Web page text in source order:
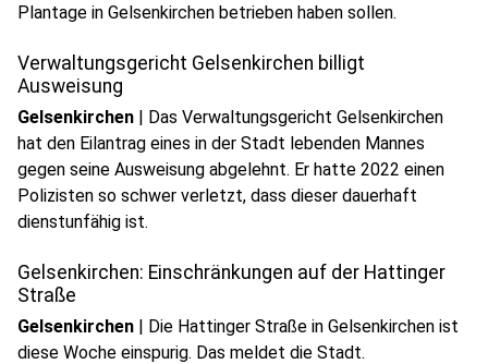
Plantage in Gelsenkirchen betrieben haben sollen.
Verwaltungsgericht Gelsenkirchen billigt
Ausweisung
Gelsenkirchen | Das Verwaltungsgericht Gelsenkirchen
hat den Eilantrag eines in der Stadt lebenden Mannes
gegen seine Ausweisung abgelehnt. Er hatte 2022 einen
Polizisten so schwer verletzt, dass dieser dauerhaft
dienstunfähig ist.
Gelsenkirchen: Einschränkungen auf der Hattinger
Straße
Gelsenkirchen | Die Hattinger Straße in Gelsenkirchen ist
diese Woche einspurig. Das meldet die Stadt.